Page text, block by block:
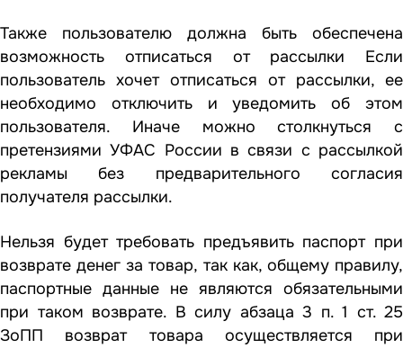
Также пользователю должна быть обеспечена
возможность отписаться от рассылки Если
пользователь хочет отписаться от рассылки, ее
необходимо отключить и уведомить об этом
пользователя. Иначе можно столкнуться с
претензиями УФАС России в связи с рассылкой
рекламы без предварительного согласия
получателя рассылки.
Нельзя будет требовать предъявить паспорт при
возврате денег за товар, так как, общему правилу,
паспортные данные не являются обязательными
при таком возврате. В силу абзаца 3 п. 1 ст. 25
ЗоПП возврат товара осуществляется при